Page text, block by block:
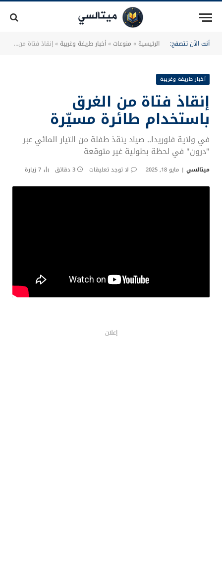
أنت الآن تتصفح: الرئيسية» منوعات»أخبار طريفة وغريبة»إنقاذ فتاة من الغرق باستخدام طائرة مسيّرة
أخبار طريفة وغريبة
إنقاذ فتاة من الغرق
باستخدام طائرة مسيّرة
في ولاية فلوريدا.. صياد ينقذ طفلة من التيار المائي عبر
"درون" في لحظة بطولية غير متوقعة
ميتالسي مايو 18, 2025 لا توجد تعليقات 3 دقائق 7 زيارة
إعلان